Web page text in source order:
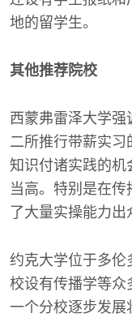
地的留学生。
其他推荐院校
西蒙弗雷泽大学
二所推行带薪实习
知识付诸实践的机
当高。特别是在
了大量实操能力出
约克大学位于多伦
校设有传播学等众
一个分校逐步发展